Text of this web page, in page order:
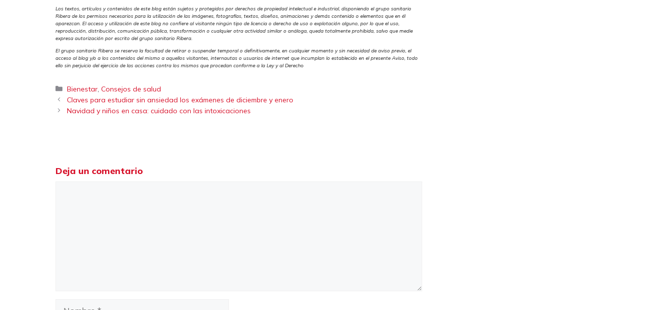
Los textos, artículos y contenidos de este blog están sujetos y protegidos por derechos de propiedad intelectual e industrial, disponiendo el grupo sanitario
Ribera de los permisos necesarios para la utilización de las imágenes, fotografías, textos, diseños, animaciones y demás contenido o elementos que en él
aparezcan. El acceso y utilización de este blog no confiere al visitante ningún tipo de licencia o derecho de uso o explotación alguno, por lo que el uso,
reproducción, distribución, comunicación pública, transformación o cualquier otra actividad similar o análoga, queda totalmente prohibida, salvo que medie
expresa autorización por escrito del grupo sanitario Ribera.
El grupo sanitario Ribera se reserva la facultad de retirar o suspender temporal o definitivamente, en cualquier momento y sin necesidad de aviso previo, el
acceso al blog y/o a los contenidos del mismo a aquellos visitantes, internautas o usuarios de internet que incumplan lo establecido en el presente Aviso, todo
ello sin perjuicio del ejercicio de las acciones contra los mismos que procedan conforme a la Ley y al Derecho
Categorías
Bienestar ,Consejos de salud
Claves para estudiar sin ansiedad los exámenes de diciembre y enero
Navidad y niños en casa: cuidado con las intoxicaciones
Deja un comentario